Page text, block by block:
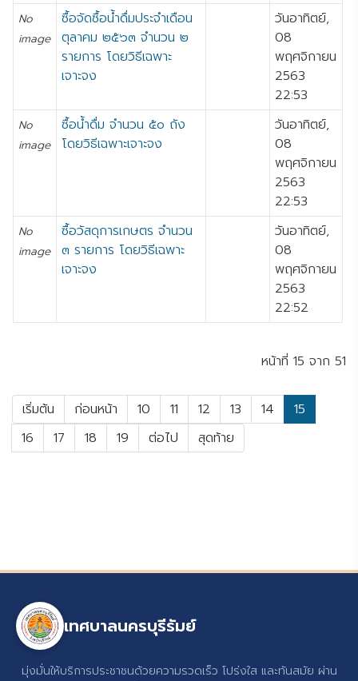
No
image
ซื้อจัดซื้อน้ำดื่มประจำเดือน
ตุลาคม ๒๕๖๓ จำนวน ๒
รายการ โดยวิธีเฉพาะ
เจาะจง
วันอาทิตย์,
08
พฤศจิกายน
2563
22:53
No
image
ซื้อน้ำดื่ม จำนวน ๕๐ ถัง
โดยวิธีเฉพาะเจาะจง
วันอาทิตย์,
08
พฤศจิกายน
2563
22:53
No
image
ซื้อวัสดุการเกษตร จำนวน
๓ รายการ โดยวิธีเฉพาะ
เจาะจง
วันอาทิตย์,
08
พฤศจิกายน
2563
22:52
หน้าที่ 15 จาก 51
เริ่มต้น ก่อนหน้า 10 11 12 13 14
15
16
17 18 19 ต่อไป สุดท้าย
เทศบาลนครบุรีรัมย์
มุ่งมั่นให้บริการประชาชนด้วยความรวดเร็ว โปร่งใส และทันสมัย ผ่าน